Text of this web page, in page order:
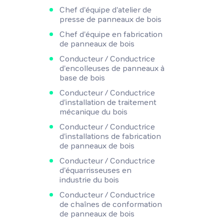
Chef d'équipe d'atelier de
presse de panneaux de bois
Chef d'équipe en fabrication
de panneaux de bois
Conducteur / Conductrice
d'encolleuses de panneaux à
base de bois
Conducteur / Conductrice
d'installation de traitement
mécanique du bois
Conducteur / Conductrice
d'installations de fabrication
de panneaux de bois
Conducteur / Conductrice
d'équarrisseuses en
industrie du bois
Conducteur / Conductrice
de chaînes de conformation
de panneaux de bois